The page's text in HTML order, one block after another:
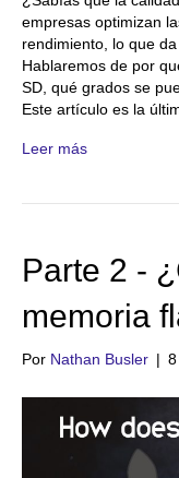
empresas optimizan
rendimiento, lo que
Hablaremos de por
SD, qué grados se
Este artículo es la
Leer más
Parte 2 -
memoria
Por Nathan Busler |